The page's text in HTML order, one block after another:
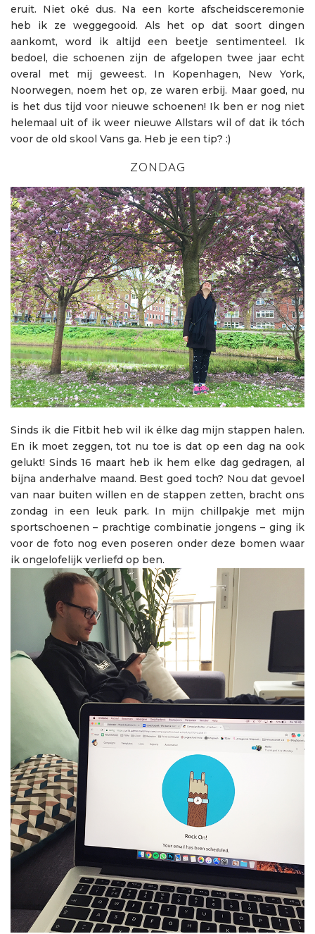
eruit. Niet oké dus. Na een korte afscheidsceremonie
heb ik ze weggegooid. Als het op dat soort dingen
aankomt, word ik altijd een beetje sentimenteel. Ik
bedoel, die schoenen zijn de afgelopen twee jaar echt
overal met mij geweest. In Kopenhagen, New York,
Noorwegen, noem het op, ze waren erbij. Maar goed, nu
is het dus tijd voor nieuwe schoenen! Ik ben er nog niet
helemaal uit of ik weer nieuwe Allstars wil of dat ik tóch
voor de old skool Vans ga. Heb je een tip? :)
ZONDAG
Sinds ik die Fitbit heb wil ik élke dag mijn stappen halen.
En ik moet zeggen, tot nu toe is dat op een dag na ook
gelukt! Sinds 16 maart heb ik hem elke dag gedragen, al
bijna anderhalve maand. Best goed toch? Nou dat gevoel
van naar buiten willen en de stappen zetten, bracht ons
zondag in een leuk park. In mijn chillpakje met mijn
sportschoenen – prachtige combinatie jongens – ging ik
voor de foto nog even poseren onder deze bomen waar
ik ongelofelijk verliefd op ben.